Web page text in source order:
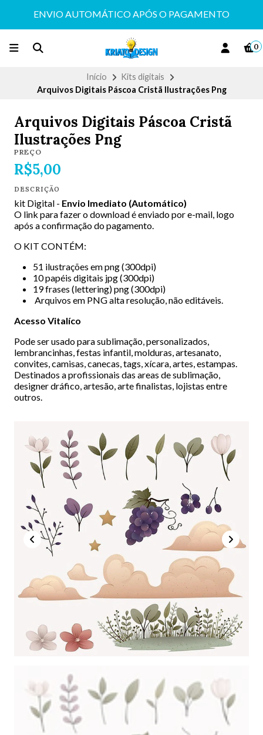
ENVIO AUTOMÁTICO APÓS O PAGAMENTO
0
Início
Kits digitais
Arquivos Digitais Páscoa Cristã Ilustrações Png
Arquivos Digitais Páscoa Cristã
Ilustrações Png
PREÇO
R$5,00
DESCRIÇÃO
kit Digital - Envio Imediato (Automático)
O link para fazer o download é enviado por e-mail, logo
após a confirmação do pagamento.
O KIT CONTÉM:
51 ilustrações em png (300dpi)
10 papéis digitais jpg (300dpi)
19 frases (lettering) png (300dpi)
Arquivos em PNG alta resolução, não editáveis.
Acesso Vitalíco
Pode ser usado para sublimação, personalizados,
lembrancinhas, festas infantil, molduras, artesanato,
convites, camisas, canecas, tags, xícara, artes, estampas.
Destinados a profissionais das areas de sublimação,
designer dráfico, artesão, arte finalistas, lojistas entre
outros.